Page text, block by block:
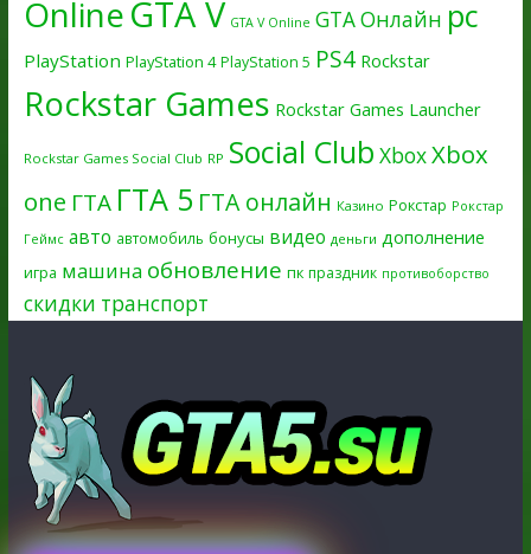
OnlineGTA V GTA V Online GTA Онлайн pc
PlayStation PlayStation 4 PlayStation 5 PS4 Rockstar
Rockstar Games Rockstar Games Launcher
Rockstar Games Social Club RP Social Club XboxXbox
one ГТА ГТА 5 ГТА онлайн Казино Рокстар Рокстар
Геймс авто автомобиль бонусы видео деньги дополнение
игра машина обновление пк праздник противоборство
скидки транспорт